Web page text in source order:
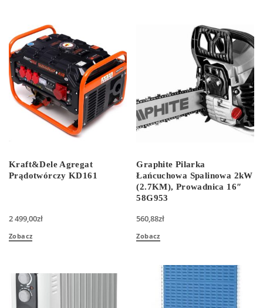
Kraft&Dele Agregat
Prądotwórczy KD161
2 499,00zł
Zobacz
Graphite Pilarka
Łańcuchowa Spalinowa 2kW
(2.7KM), Prowadnica 16″
58G953
560,88zł
Zobacz